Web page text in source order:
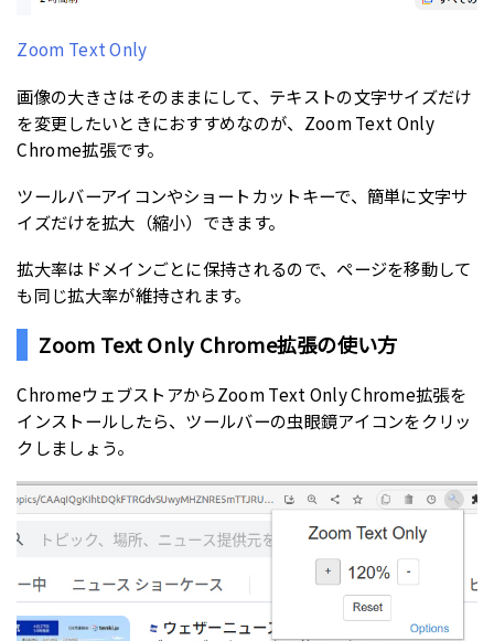
Zoom Text Only
画像の大きさはそのままにして、テキストの文字サイズだけ
を変更したいときにおすすめなのが、Zoom Text Only
Chrome拡張です。
ツールバーアイコンやショートカットキーで、簡単に文字サ
イズだけを拡大（縮小）できます。
拡大率はドメインごとに保持されるので、ページを移動して
も同じ拡大率が維持されます。
Zoom Text Only Chrome拡張の使い方
ChromeウェブストアからZoom Text Only Chrome拡張を
インストールしたら、ツールバーの虫眼鏡アイコンをクリッ
クしましょう。